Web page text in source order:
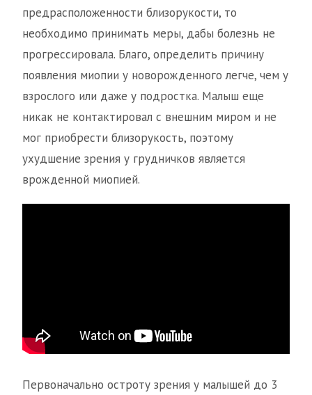
предрасположенности близорукости, то
необходимо принимать меры, дабы болезнь не
прогрессировала. Благо, определить причину
появления миопии у новорожденного легче, чем у
взрослого или даже у подростка. Малыш еще
никак не контактировал с внешним миром и не
мог приобрести близорукость, поэтому
ухудшение зрения у грудничков является
врожденной миопией.
Первоначально остроту зрения у малышей до 3